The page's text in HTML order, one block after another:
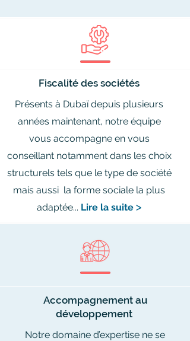
Fiscalité des sociétés
Présents à Dubaï depuis plusieurs
années maintenant, notre équipe
vous accompagne en vous
conseillant notamment dans les choix
structurels tels que le type de société
mais aussi la forme sociale la plus
adaptée... Lire la suite ᐳ
Accompagnement au
développement
Notre domaine d’expertise ne se